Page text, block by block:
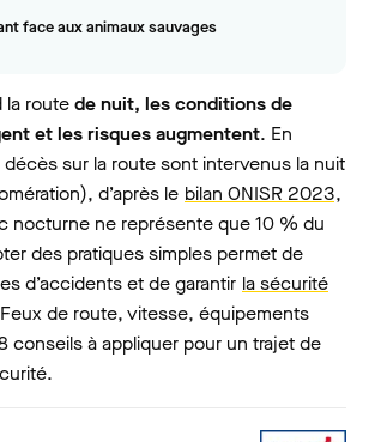
face aux animaux sauvages
la routede nuit, les conditions de
et les risques augmentent. En
sur la route sont intervenus la nuit
d’après le bilan ONISR 2023,
nocturne ne représente que 10 % du
des pratiques simples permet de
d’accidents et de garantir la sécurité
Feux de route, vitesse, équipements
conseils à appliquer pour un trajet de